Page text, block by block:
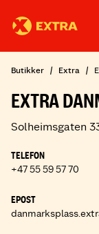
Butikker Extra
EXTRA
Solheimsgaten
TELEFON
+47 55 59 57 70
EPOST